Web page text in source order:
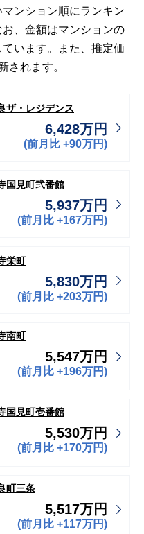
ンション順にランキン
、金額はマンションの
います。また、推定価
されます。
ザ・レジデンス
6,428万円
(前月比 +90万円)
国見町弐番館
5,937万円
(前月比 +167万円)
栄町
5,830万円
(前月比 +203万円)
南町
5,547万円
(前月比 +196万円)
国見町壱番館
5,530万円
(前月比 +170万円)
町三条
5,517万円
(前月比 +117万円)